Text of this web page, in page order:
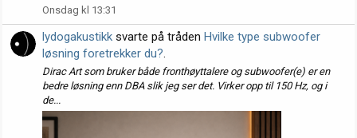
Onsdag kl 13:31
lydogakustikk svarte på tråden Hvilke type subwoofer
løsning foretrekker du?.
Dirac Art som bruker både fronthøyttalere og subwoofer(e) er en
bedre løsning enn DBA slik jeg ser det. Virker opp til 150 Hz, og i
de...